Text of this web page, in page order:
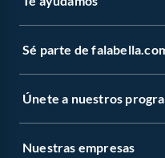
Sé parte de
Únete a nuestros
Nuestras empresas